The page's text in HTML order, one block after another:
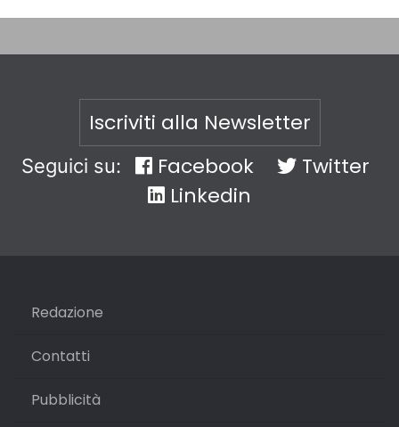
Iscriviti alla Newsletter
Seguici su: Facebook
Twitter
Linkedin
Redazione
Contatti
Pubblicità